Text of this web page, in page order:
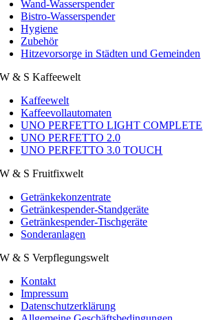
Wand-Wasserspender
Bistro-Wasserspender
Hygiene
Zubehör
Hitzevorsorge in Städten und Gemeinden
W & S Kaffeewelt
Kaffeewelt
Kaffeevollautomaten
UNO PERFETTO LIGHT COMPLETE
UNO PERFETTO 2.0
UNO PERFETTO 3.0 TOUCH
W & S Fruitfixwelt
Getränkekonzentrate
Getränkespender-Standgeräte
Getränkespender-Tischgeräte
Sonderanlagen
W & S Verpflegungswelt
Kontakt
Impressum
Datenschutzerklärung